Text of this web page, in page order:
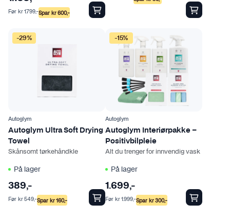
e
A
a
t
i
v
e
n
e
k
Spar kr600,-
Før kr1.799,-
-29%
Autoglym
Autoglym Ultra Soft Drying
Towel
Skånsomt tørkehåndkle
På lager
389,-
Spar kr160,-
Før kr549,-
-15%
Autoglym
Autoglym Interiørpakke –
Positivbilpleie
Alt du trenger for innvendig vask
På lager
1.699,-
Spar kr300,-
Før kr1.999,-